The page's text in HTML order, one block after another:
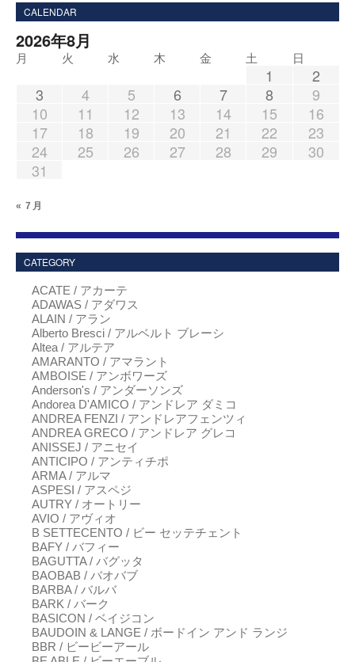
CALENDAR
2026年8月
月 火 水 木 金 土 日
1
2
3
4 5 6 7 8
9
10
11 12 13 14 15
16
17
18 19 20 21 22
23
24
25 26 27 28 29
30
31
« 7月
CATEGORY
ACATE / アカーテ
ADAWAS / アダワス
ALAIN / アラン
Alberto Bresci / アルベルト ブレーシ
Altea / アルテア
AMARANTO / アマラント
AMBOISE / アンボワーズ
Anderson's / アンダーソンズ
Andorea D'AMICO / アンドレア ダミコ
ANDREA FENZI / アンドレアフェンツィ
ANDREA GRECO / アンドレア グレコ
ANISSEJ / アニセイ
ANTICIPO / アンティチポ
ARMA / アルマ
ASPESI / アスペジ
AUTRY / オートリー
AVIO / アヴィオ
B SETTECENTO / ビー セッテチェント
BAFY / バフィー
BAGUTTA / バグッタ
BAOBAB / バオバブ
BARBA / バルバ
BARK / バーク
BASICON / ベイジコン
BAUDOIN & LANGE / ボードイン アンド ランジ
BBR / ビービーアール